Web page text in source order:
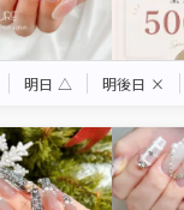
明日 △ 明後日 ×